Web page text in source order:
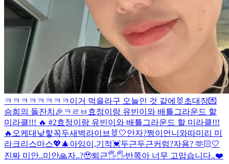
ㅋㅋㅋㅋㅋㅋㅋㅋ 이거 먹을라구 오늘인 것 같에🐰 초대장💌
승희의 돌잔치🎉 ㅋㄹㅂ 효정이랑 유빈이와 배틀그라운드 할
미라클!!! 🔥 #2효정이랑 유빈이와 배틀그라운드 할 미라클!!!
🔥 오케 대낮핳꼭두새벽라이브 🐰🤍안자?쩡이언니와따미리 미
라크리스마스💖🎄아잉이,기적💓두근두근커렁?자용? 🫶🏻🤍
진짜 미안..미안🙏자..?🥹퇴근🖐🖐반쪽아 너무 고맙습니다..❤️